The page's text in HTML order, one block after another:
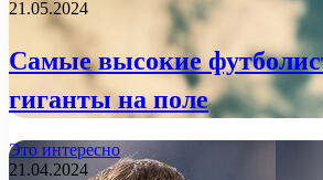
21.05.2024
Самые высокие
гиганты на поле
Это интересно
21.04.2024